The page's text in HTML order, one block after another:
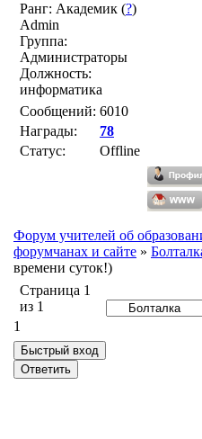
Ранг: Академик (?)
Admin
Группа:
Администраторы
Должность:
информатика
Сообщений: 6010
Награды:
78
Статус:
Offline
Форум учителей об
форумчанах и сайте »
времени суток!)
Страница 1
из 1
1